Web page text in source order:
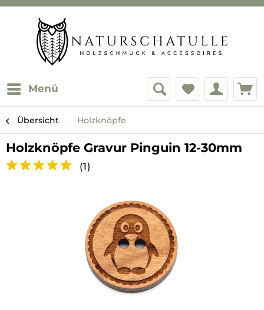
Menü
Übersicht Holzknöpfe
Holzknöpfe Gravur Pinguin 12-30mm
(1)